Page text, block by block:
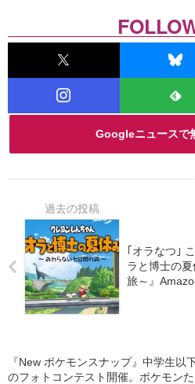
Googleニュースで
｢オラなつ｣
ラと博士の
旅～』
『New ポケモンスナップ』中学生以
のフォトコンテスト開催。ポケモン